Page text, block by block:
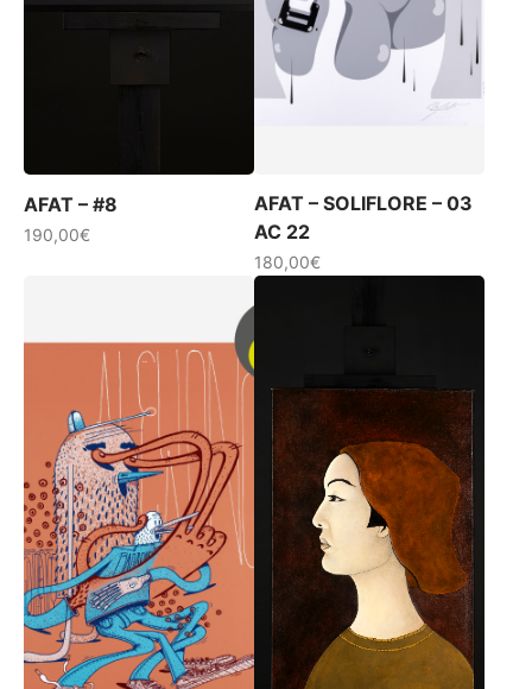
AFAT – #8
190,00€
AFAT – SOLIFLORE – 03
AC 22
180,00€
plusieurs
variations.
Les
options
peuvent
être
choisies
sur
page